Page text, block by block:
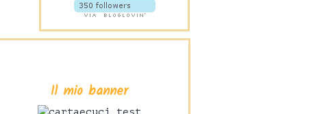
Il mio banner